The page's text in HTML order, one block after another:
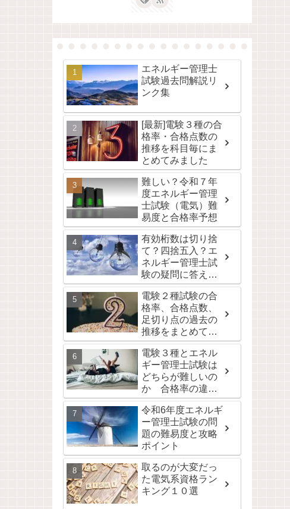
エネルギー管理士
試験過去問解説リ
ンク集
[最新]電験３種の合
格率・合格点数の
推移を科目毎にま
とめてみました
難しい？令和７年
度エネルギー管理
士試験（電気）難
易度と合格率予想
有効桁数は切り捨
て？四捨五入？エ
ネルギー管理士試
験の疑問に答えま
す。
電験２種試験の合
格率、合格点数、
足切り点の過去の
推移をまとめて公
開！
電験３種とエネル
ギー管理士試験は
どちらが難しいの
か 合格率の違い
は取りやすさの違
い
令和6年度エネルギ
ー管理士試験の問
題の難易度と攻略
ポイント
取るのが大変だっ
た電気系資格ラン
キング１０選